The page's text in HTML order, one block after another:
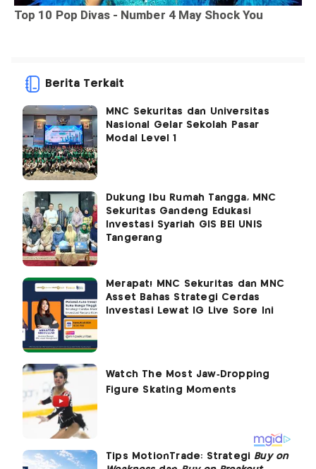
Berita Terkait
MNC Sekuritas dan Universitas
Nasional Gelar Sekolah Pasar
Modal Level 1
Dukung Ibu Rumah Tangga, MNC
Sekuritas Gandeng Edukasi
Investasi Syariah GIS BEI UNIS
Tangerang
Merapat! MNC Sekuritas dan MNC
Asset Bahas Strategi Cerdas
Investasi Lewat IG Live Sore Ini
Tips MotionTrade: Strategi Buy on